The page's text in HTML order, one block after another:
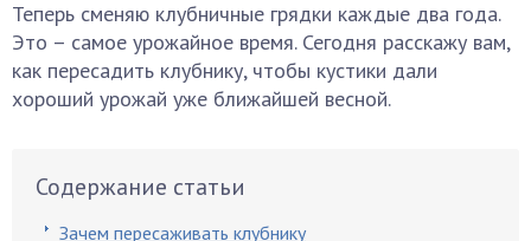
Теперь сменяю клубничные грядки каждые два года.
Это – самое урожайное время. Сегодня расскажу вам,
как пересадить клубнику, чтобы кустики дали
хороший урожай уже ближайшей весной.
Содержание статьи
Зачем пересаживать клубнику